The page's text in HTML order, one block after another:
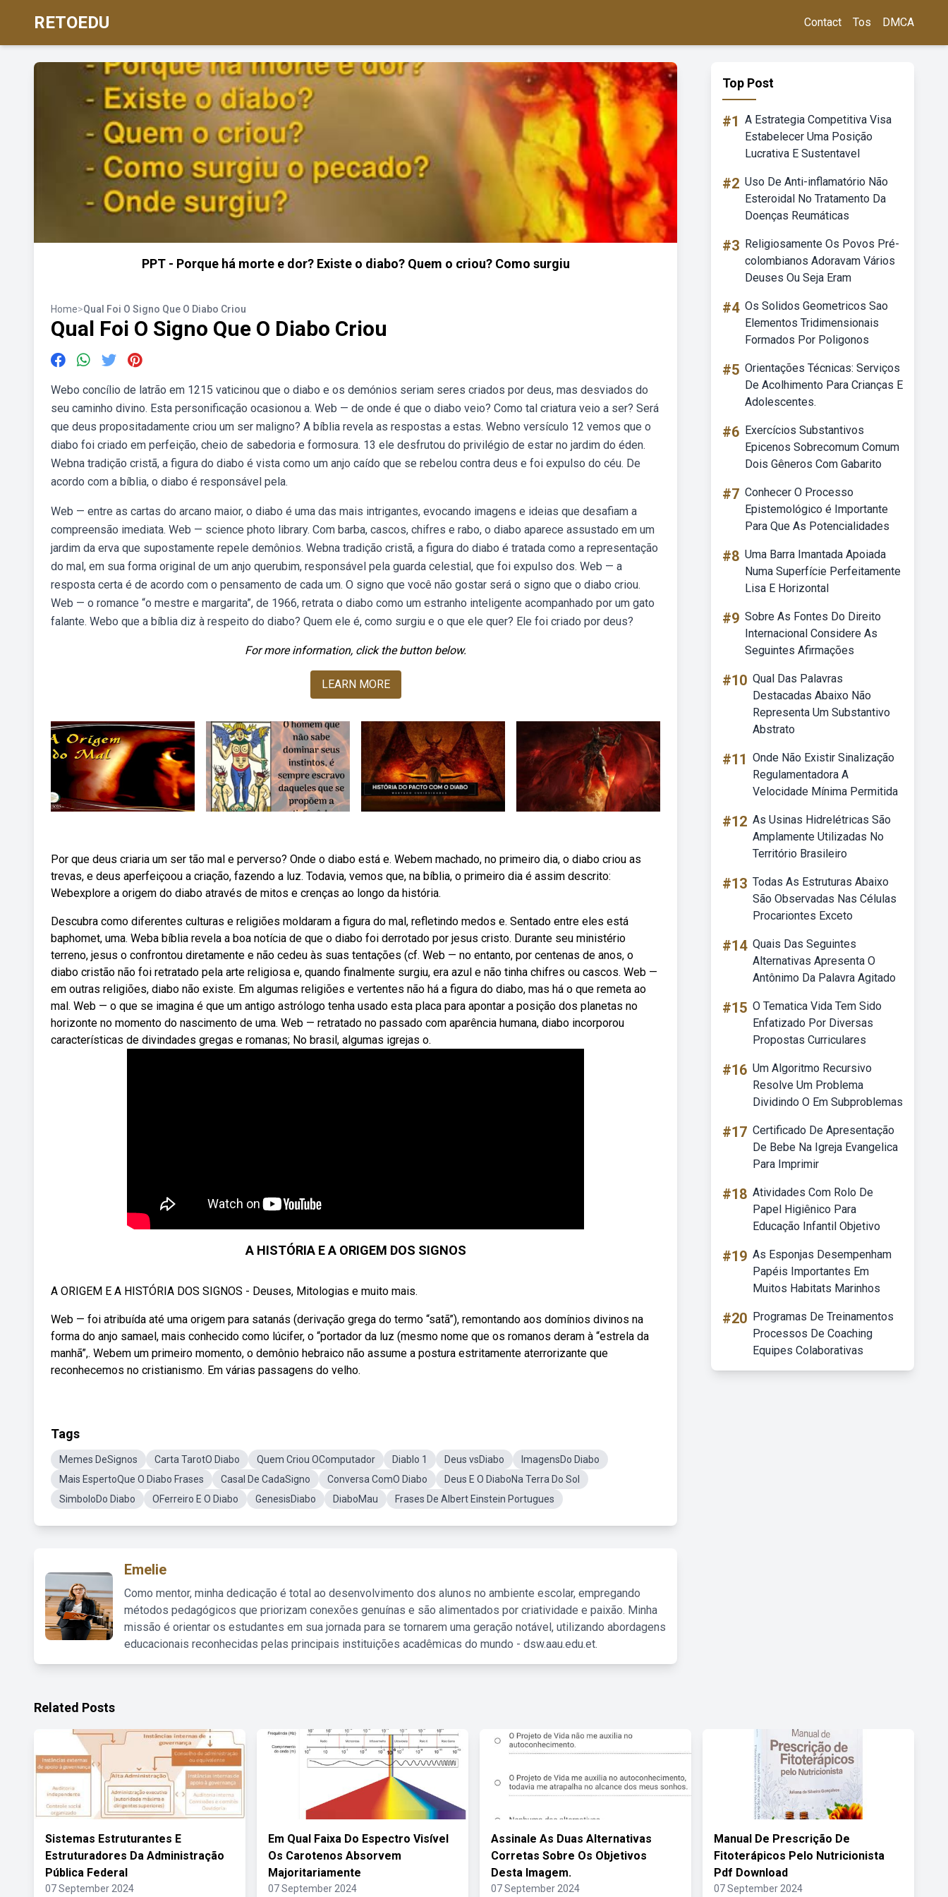
RETOEDU Contact Tos DMCA
PPT - Porque há morte e dor? Existe o diabo? Quem o criou? Como surgiu
Home>Qual Foi O Signo Que O Diabo Criou
Qual Foi O Signo Que O Diabo Criou
Webo concílio de latrão em 1215 vaticinou que o diabo e os demónios seriam seres criados por deus, mas desviados do
seu caminho divino. Esta personificação ocasionou a. Web — de onde é que o diabo veio? Como tal criatura veio a ser? Será
que deus propositadamente criou um ser maligno? A bíblia revela as respostas a estas. Webno versículo 12 vemos que o
diabo foi criado em perfeição, cheio de sabedoria e formosura. 13 ele desfrutou do privilégio de estar no jardim do éden.
Webna tradição cristã, a figura do diabo é vista como um anjo caído que se rebelou contra deus e foi expulso do céu. De
acordo com a bíblia, o diabo é responsável pela.
Web — entre as cartas do arcano maior, o diabo é uma das mais intrigantes, evocando imagens e ideias que desafiam a
compreensão imediata. Web — science photo library. Com barba, cascos, chifres e rabo, o diabo aparece assustado em um
jardim da erva que supostamente repele demônios. Webna tradição cristã, a figura do diabo é tratada como a representação
do mal, em sua forma original de um anjo querubim, responsável pela guarda celestial, que foi expulso dos. Web — a
resposta certa é de acordo com o pensamento de cada um. O signo que você não gostar será o signo que o diabo criou.
Web — o romance “o mestre e margarita”, de 1966, retrata o diabo como um estranho inteligente acompanhado por um gato
falante. Webo que a bíblia diz à respeito do diabo? Quem ele é, como surgiu e o que ele quer? Ele foi criado por deus?
For more information, click the button below.
LEARN MORE
Por que deus criaria um ser tão mal e perverso? Onde o diabo está e. Webem machado, no primeiro dia, o diabo criou as
trevas, e deus aperfeiçoou a criação, fazendo a luz. Todavia, vemos que, na bíblia, o primeiro dia é assim descrito:
Webexplore a origem do diabo através de mitos e crenças ao longo da história.
Descubra como diferentes culturas e religiões moldaram a figura do mal, refletindo medos e. Sentado entre eles está
baphomet, uma. Weba bíblia revela a boa notícia de que o diabo foi derrotado por jesus cristo. Durante seu ministério
terreno, jesus o confrontou diretamente e não cedeu às suas tentações (cf. Web — no entanto, por centenas de anos, o
diabo cristão não foi retratado pela arte religiosa e, quando finalmente surgiu, era azul e não tinha chifres ou cascos. Web —
em outras religiões, diabo não existe. Em algumas religiões e vertentes não há a figura do diabo, mas há o que remeta ao
mal. Web — o que se imagina é que um antigo astrólogo tenha usado esta placa para apontar a posição dos planetas no
horizonte no momento do nascimento de uma. Web — retratado no passado com aparência humana, diabo incorporou
características de divindades gregas e romanas; No brasil, algumas igrejas o.
A HISTÓRIA E A ORIGEM DOS SIGNOS
A ORIGEM E A HISTÓRIA DOS SIGNOS - Deuses, Mitologias e muito mais.
Web — foi atribuída até uma origem para satanás (derivação grega do termo “satã”), remontando aos domínios divinos na
forma do anjo samael, mais conhecido como lúcifer, o “portador da luz (mesmo nome que os romanos deram à “estrela da
manhã”,. Webem um primeiro momento, o demônio hebraico não assume a postura estritamente aterrorizante que
reconhecemos no cristianismo. Em várias passagens do velho.
Tags
Memes DeSignos Carta TarotO Diabo Quem Criou OComputador Diablo 1 Deus vsDiabo
ImagensDo Diabo
Mais EspertoQue O Diabo Frases
Casal De CadaSigno Conversa ComO Diabo
Deus E O DiaboNa Terra Do Sol
SimboloDo Diabo
OFerreiro E O Diabo GenesisDiabo DiaboMau Frases De Albert Einstein Portugues
Emelie
Como mentor, minha dedicação é total ao desenvolvimento dos alunos no ambiente escolar, empregando
métodos pedagógicos que priorizam conexões genuínas e são alimentados por criatividade e paixão. Minha
missão é orientar os estudantes em sua jornada para se tornarem uma geração notável, utilizando abordagens
educacionais reconhecidas pelas principais instituições acadêmicas do mundo - dsw.aau.edu.et.
Top Post
#1 A Estrategia Competitiva Visa
Estabelecer Uma Posição
Lucrativa E Sustentavel
#2 Uso De Anti-inflamatório Não
Esteroidal No Tratamento Da
Doenças Reumáticas
#3 Religiosamente Os Povos Pré-
colombianos Adoravam Vários
Deuses Ou Seja Eram
#4 Os Solidos Geometricos Sao
Elementos Tridimensionais
Formados Por Poligonos
#5 Orientações Técnicas: Serviços
De Acolhimento Para Crianças E
Adolescentes.
#6 Exercícios Substantivos
Epicenos Sobrecomum Comum
Dois Gêneros Com Gabarito
#7 Conhecer O Processo
Epistemológico é Importante
Para Que As Potencialidades
#8 Uma Barra Imantada Apoiada
Numa Superfície Perfeitamente
Lisa E Horizontal
#9 Sobre As Fontes Do Direito
Internacional Considere As
Seguintes Afirmações
#10 Qual Das Palavras
Destacadas Abaixo Não
Representa Um Substantivo
Abstrato
#11 Onde Não Existir Sinalização
Regulamentadora A
Velocidade Mínima Permitida
#12 As Usinas Hidrelétricas São
Amplamente Utilizadas No
Território Brasileiro
#13 Todas As Estruturas Abaixo
São Observadas Nas Células
Procariontes Exceto
#14 Quais Das Seguintes
Alternativas Apresenta O
Antônimo Da Palavra Agitado
#15 O Tematica Vida Tem Sido
Enfatizado Por Diversas
Propostas Curriculares
#16 Um Algoritmo Recursivo
Resolve Um Problema
Dividindo O Em Subproblemas
#17 Certificado De Apresentação
De Bebe Na Igreja Evangelica
Para Imprimir
#18 Atividades Com Rolo De
Papel Higiênico Para
Educação Infantil Objetivo
#19 As Esponjas Desempenham
Papéis Importantes Em
Muitos Habitats Marinhos
#20 Programas De Treinamentos
Processos De Coaching
Equipes Colaborativas
Related Posts
Sistemas Estruturantes E
Estruturadores Da Administração
Pública Federal
07 September 2024
Em Qual Faixa Do Espectro Visível
Os Carotenos Absorvem
Majoritariamente
07 September 2024
Assinale As Duas Alternativas
Corretas Sobre Os Objetivos
Desta Imagem.
07 September 2024
Manual De Prescrição De
Fitoterápicos Pelo Nutricionista
Pdf Download
07 September 2024